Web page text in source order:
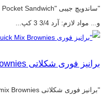
و... مواد لازم: آرد 3/4 3 کپ...
برانیز فوری شکلاتی Quick mix Brownies